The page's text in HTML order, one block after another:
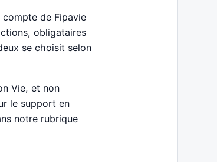
de Fipavie
obligataires
se choisit selon
Vie, et non
le support en
notre rubrique